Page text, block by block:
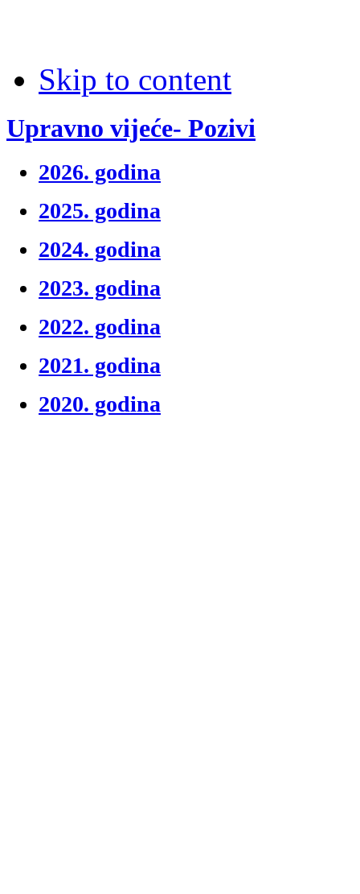
Skip to content
Upravno vijeće- Pozivi
2026. godina
2025. godina
2024. godina
2023. godina
2022. godina
2021. godina
2020. godina